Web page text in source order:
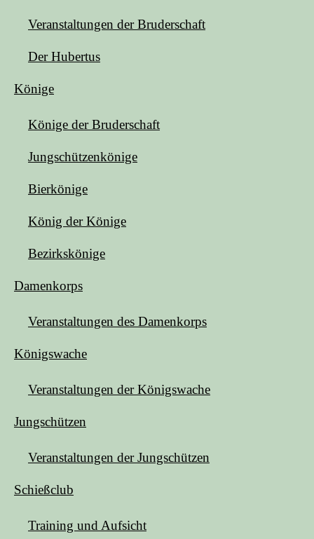
Veranstaltungen der Bruderschaft
Der Hubertus
Könige
Könige der Bruderschaft
Jungschützenkönige
Bierkönige
König der Könige
Bezirkskönige
Damenkorps
Veranstaltungen des Damenkorps
Königswache
Veranstaltungen der Königswache
Jungschützen
Veranstaltungen der Jungschützen
Schießclub
Training und Aufsicht